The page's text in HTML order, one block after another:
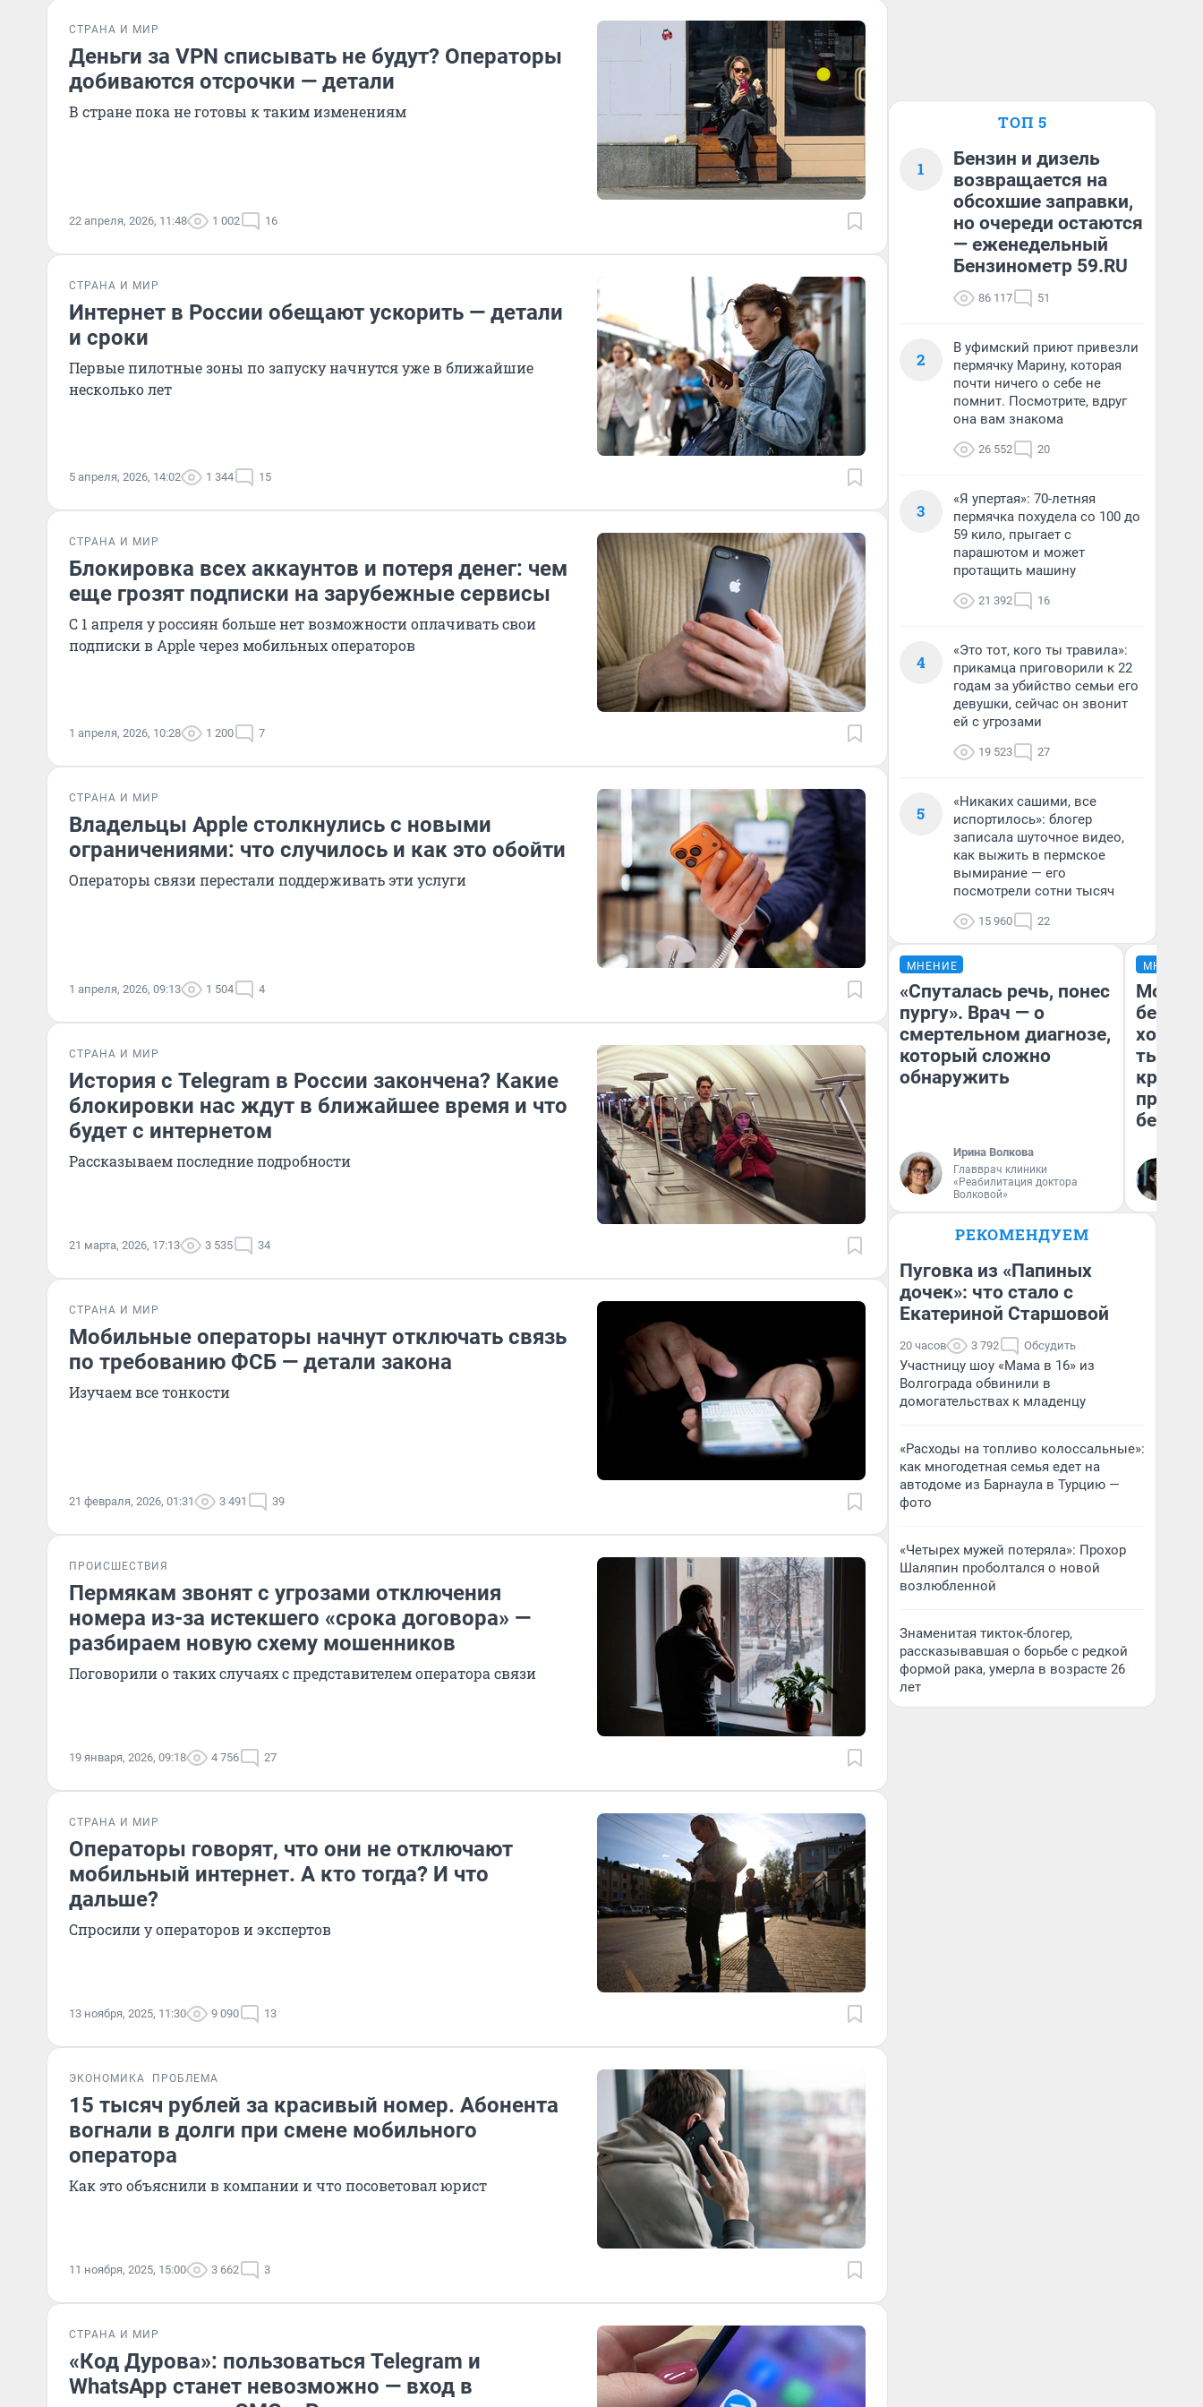
СТРАНА И МИР
Деньги за VPN списывать не будут? Операторы
добиваются отсрочки — детали
В стране пока не готовы к таким изменениям
22 апреля, 2026, 11:48 1 002 16
СТРАНА И МИР
Интернет в России обещают ускорить — детали
и сроки
Первые пилотные зоны по запуску начнутся уже в ближайшие
несколько лет
5 апреля, 2026, 14:02 1 344 15
СТРАНА И МИР
Блокировка всех аккаунтов и потеря денег: чем
еще грозят подписки на зарубежные сервисы
С 1 апреля у россиян больше нет возможности оплачивать свои
подписки в Apple через мобильных операторов
1 апреля, 2026, 10:28 1 200 7
СТРАНА И МИР
Владельцы Apple столкнулись с новыми
ограничениями: что случилось и как это обойти
Операторы связи перестали поддерживать эти услуги
1 апреля, 2026, 09:13 1 504 4
СТРАНА И МИР
История с Telegram в России закончена? Какие
блокировки нас ждут в ближайшее время и что
будет с интернетом
Рассказываем последние подробности
21 марта, 2026, 17:13 3 535 34
СТРАНА И МИР
Мобильные операторы начнут отключать связь
по требованию ФСБ — детали закона
Изучаем все тонкости
21 февраля, 2026, 01:31 3 491 39
ПРОИСШЕСТВИЯ
Пермякам звонят с угрозами отключения
номера из-за истекшего «срока договора» —
разбираем новую схему мошенников
Поговорили о таких случаях с представителем оператора связи
19 января, 2026, 09:18 4 756 27
СТРАНА И МИР
Операторы говорят, что они не отключают
мобильный интернет. А кто тогда? И что
дальше?
Спросили у операторов и экспертов
13 ноября, 2025, 11:30 9 090 13
ЭКОНОМИКА ПРОБЛЕМА
15 тысяч рублей за красивый номер. Абонента
вогнали в долги при смене мобильного
оператора
Как это объяснили в компании и что посоветовал юрист
11 ноября, 2025, 15:00 3 662 3
СТРАНА И МИР
«Код Дурова»: пользоваться Telegram и
WhatsApp станет невозможно — вход в
ТОП 5
1
Бензин и дизель
возвращается на
обсохшие заправки,
но очереди остаются
— еженедельный
Бензинометр 59.RU
86 117 51
2
В уфимский приют привезли
пермячку Марину, которая
почти ничего о себе не
помнит. Посмотрите, вдруг
она вам знакома
26 552 20
3
«Я упертая»: 70-летняя
пермячка похудела со 100 до
59 кило, прыгает с
парашютом и может
протащить машину
21 392 16
4
«Это тот, кого ты травила»:
прикамца приговорили к 22
годам за убийство семьи его
девушки, сейчас он звонит
ей с угрозами
19 523 27
5
«Никаких сашими, все
испортилось»: блогер
записала шуточное видео,
как выжить в пермское
вымирание — его
посмотрели сотни тысяч
15 960 22
МНЕНИЕ
«Спуталась речь, понес
пургу». Врач — о
смертельном диагнозе,
который сложно
обнаружить
Ирина Волкова
Главврач клиники
«Реабилитация доктора
Волковой»
МНЕНИЕ
Мой
хотела
тысяч,
РЕКОМЕНДУЕМ
Пуговка из «Папиных
дочек»: что стало с
Екатериной Старшовой
20 часов 3 792 Обсудить
Участницу шоу «Мама в 16» из
Волгограда обвинили в
домогательствах к младенцу
«Расходы на топливо колоссальные»:
как многодетная семья едет на
автодоме из Барнаула в Турцию —
фото
«Четырех мужей потеряла»: Прохор
Шаляпин проболтался о новой
возлюбленной
Знаменитая тикток-блогер,
рассказывавшая о борьбе с редкой
формой рака, умерла в возрасте 26
лет